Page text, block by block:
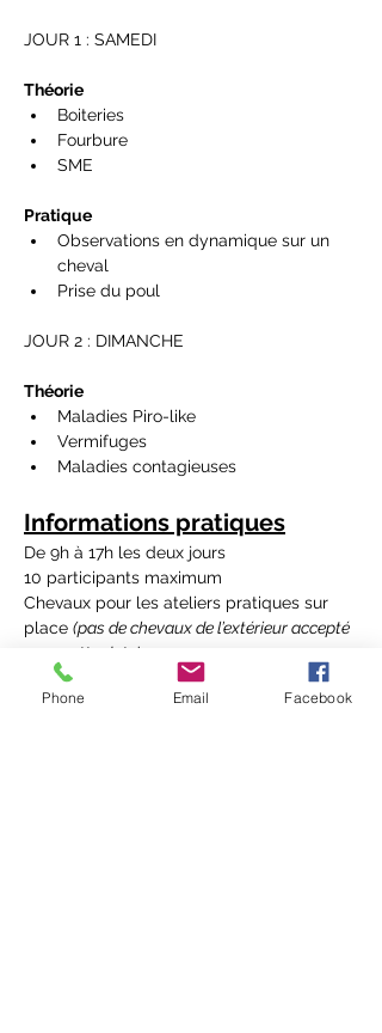
JOUR 1 : SAMEDI
Théorie
Boiteries
Fourbure
SME
Pratique
Observations en dynamique sur un
cheval
Prise du poul
JOUR 2 : DIMANCHE
Théorie
Maladies Piro-like
Vermifuges
Maladies contagieuses
Informations pratiques
De 9h à 17h les deux jours
10 participants maximum
Chevaux pour les ateliers pratiques sur
place (pas de chevaux de l’extérieur accepté
pour cette date)
Réservation
Phone Email Facebook